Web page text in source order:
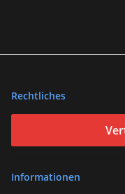
Rechtliches
Informationen